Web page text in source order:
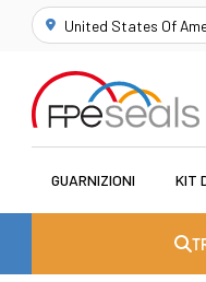
United States Of
GUARNIZIONI KIT